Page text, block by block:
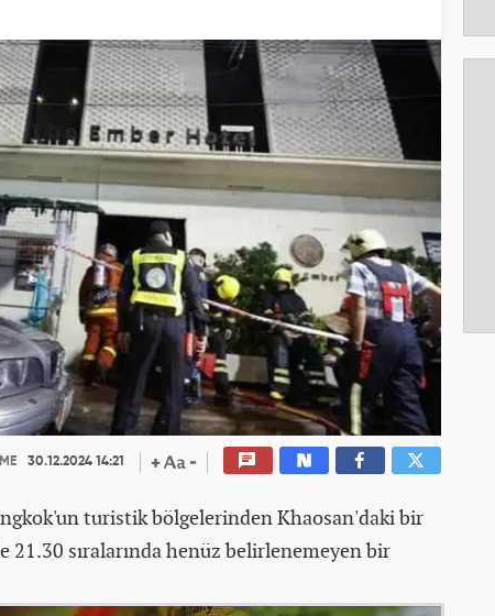
30.12.2024 14:21
turistik bölgelerinden Khaosan'daki bir
21.30 sıralarında henüz belirlenemeyen bir